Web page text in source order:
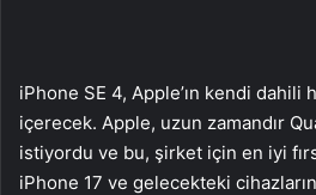
iPhone SE 4, Apple’ın kendi
içerecek. Apple, uzun zamandır
istiyordu ve bu, şirket için en iyi
iPhone 17 ve gelecekteki